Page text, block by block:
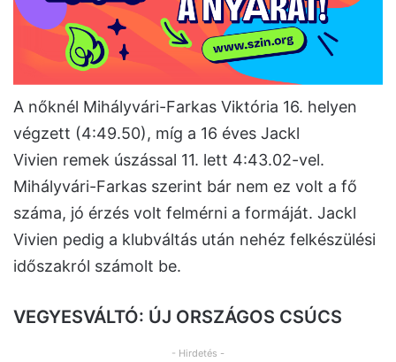
A nőknél Mihályvári-Farkas Viktória 16. helyen
végzett (4:49.50), míg a 16 éves Jackl
Vivien remek úszással 11. lett 4:43.02-vel.
Mihályvári-Farkas szerint bár nem ez volt a fő
száma, jó érzés volt felmérni a formáját. Jackl
Vivien pedig a klubváltás után nehéz felkészülési
időszakról számolt be.
VEGYESVÁLTÓ: ÚJ ORSZÁGOS CSÚCS
- Hirdetés -